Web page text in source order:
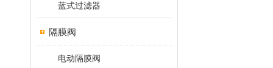
蓝式过滤器
隔膜阀
电动隔膜阀